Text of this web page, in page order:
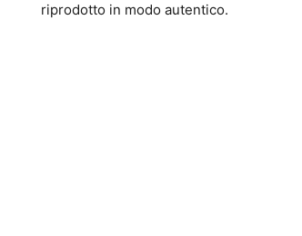
riprodotto in modo autentico.